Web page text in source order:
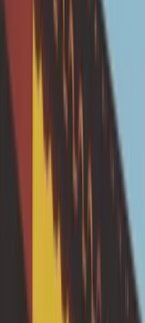
Pose de canalisation
🏚️
cette